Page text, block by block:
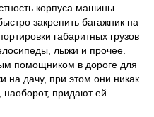
корпуса машины.
закрепить багажник на
габаритных грузов
лыжи и прочее.
помощником в дороге для
на дачу, при этом они никак
придают ей